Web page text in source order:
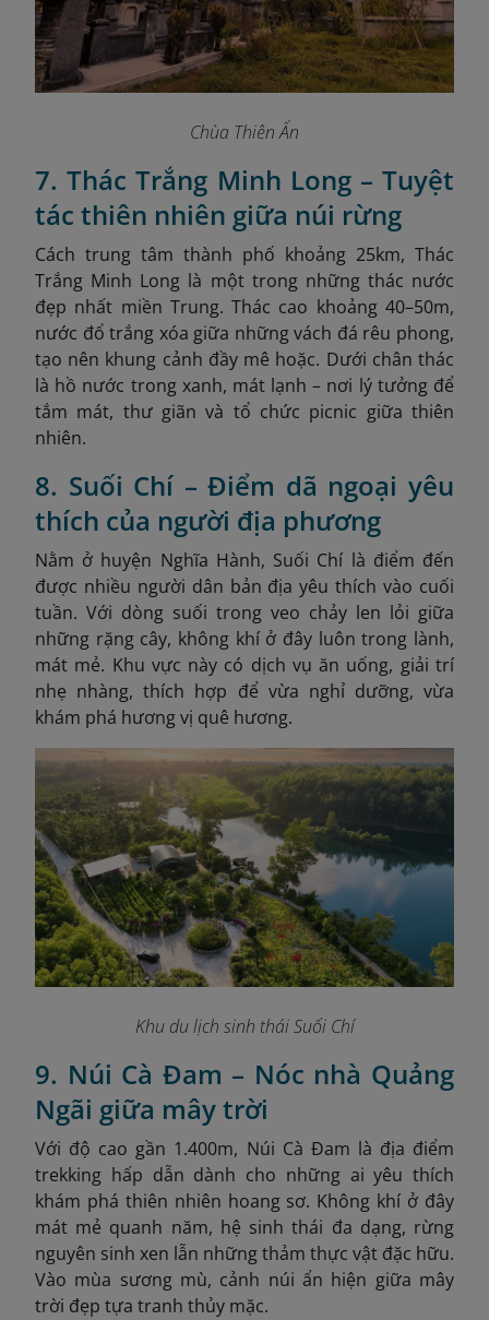
Chùa Thiên Ấn
7. Thác Trắng Minh Long – Tuyệt
tác thiên nhiên giữa núi rừng
Cách trung tâm thành phố khoảng 25km, Thác
Trắng Minh Long là một trong những thác nước
đẹp nhất miền Trung. Thác cao khoảng 40–50m,
nước đổ trắng xóa giữa những vách đá rêu phong,
tạo nên khung cảnh đầy mê hoặc. Dưới chân thác
là hồ nước trong xanh, mát lạnh – nơi lý tưởng để
tắm mát, thư giãn và tổ chức picnic giữa thiên
nhiên.
8. Suối Chí – Điểm dã ngoại yêu
thích của người địa phương
Nằm ở huyện Nghĩa Hành, Suối Chí là điểm đến
được nhiều người dân bản địa yêu thích vào cuối
tuần. Với dòng suối trong veo chảy len lỏi giữa
những rặng cây, không khí ở đây luôn trong lành,
mát mẻ. Khu vực này có dịch vụ ăn uống, giải trí
nhẹ nhàng, thích hợp để vừa nghỉ dưỡng, vừa
khám phá hương vị quê hương.
Khu du lịch sinh thái Suối Chí
9. Núi Cà Đam – Nóc nhà Quảng
Ngãi giữa mây trời
Với độ cao gần 1.400m, Núi Cà Đam là địa điểm
trekking hấp dẫn dành cho những ai yêu thích
khám phá thiên nhiên hoang sơ. Không khí ở đây
mát mẻ quanh năm, hệ sinh thái đa dạng, rừng
nguyên sinh xen lẫn những thảm thực vật đặc hữu.
Vào mùa sương mù, cảnh núi ẩn hiện giữa mây
trời đẹp tựa tranh thủy mặc.